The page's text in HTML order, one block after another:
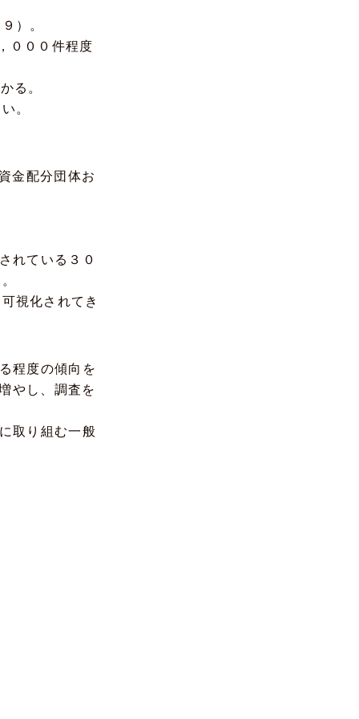
）。
０００件程度
る。
。
金配分団体お
れている３０
視化されてき
程度の傾向を
やし、調査を
取り組む一般